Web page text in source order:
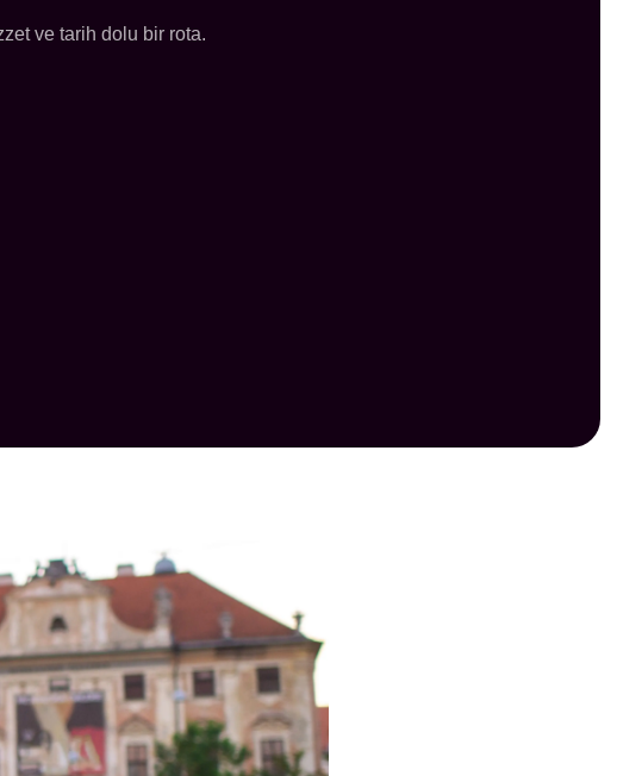
ve tarih dolu bir rota.